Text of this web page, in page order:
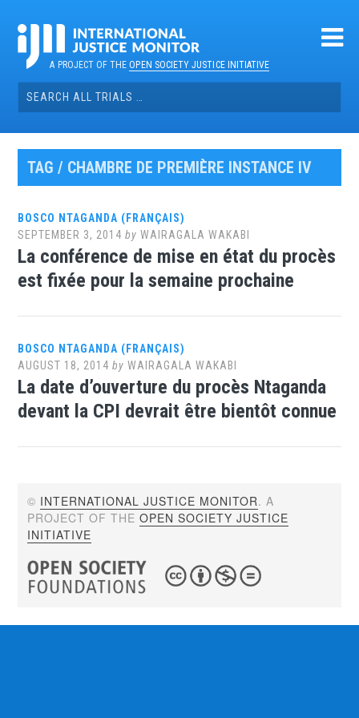
contentA PROJECT OF THEOPEN SOCIETY JUSTICE INITIATIVE
Search
for:
TAG / CHAMBRE DE PREMIÈRE INSTANCE IV
BOSCO NTAGANDA (FRANÇAIS)
SEPTEMBER 3, 2014 byWAIRAGALA WAKABI
La conférence de mise en état du procès
est fixée pour la semaine prochaine
BOSCO NTAGANDA (FRANÇAIS)
AUGUST 18, 2014 byWAIRAGALA WAKABI
La date d’ouverture du procès Ntaganda
devant la CPI devrait être bientôt connue
© INTERNATIONAL JUSTICE MONITOR. A
PROJECT OF THEOPEN SOCIETY JUSTICE
INITIATIVE